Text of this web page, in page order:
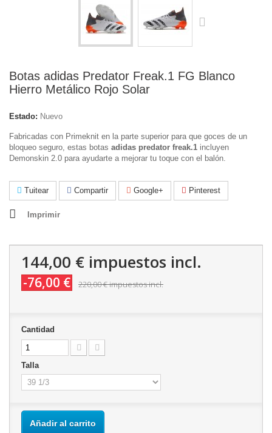
Botas adidas Predator Freak.1 FG Blanco
Hierro Metálico Rojo Solar
Estado: Nuevo
Fabricadas con Primeknit en la parte superior para que goces de un
bloqueo seguro, estas botas adidas predator freak.1 incluyen
Demonskin 2.0 para ayudarte a mejorar tu toque con el balón.
Tuitear Compartir Google+ Pinterest
Imprimir
144,00 € impuestos incl.
-76,00 € 220,00 €impuestos incl.
Cantidad
Talla
Añadir al carrito